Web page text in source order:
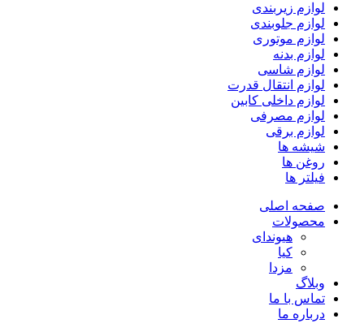
لوازم زیربندی
لوازم جلوبندی
لوازم موتوری
لوازم بدنه
لوازم شاسی
لوازم انتقال قدرت
لوازم داخلی کابین
لوازم مصرفی
لوازم برقی
شیشه ها
روغن ها
فیلتر ها
صفحه اصلی
محصولات
هیوندای
کیا
مزدا
وبلاگ
تماس با ما
درباره ما